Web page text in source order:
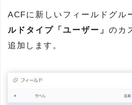
ACFに新しいフィールドグル
ルドタイプ「ユーザー」 のカ
追加します。